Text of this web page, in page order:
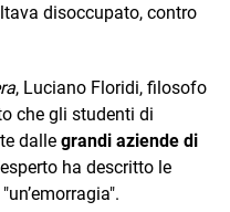
disoccupato, contro
, Luciano Floridi, filosofo
che gli studenti di
dalle grandi aziende di
ha descritto le